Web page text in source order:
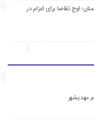
از سمنان؛ اوج تقاضا برای اعزام در
مهدیشهر